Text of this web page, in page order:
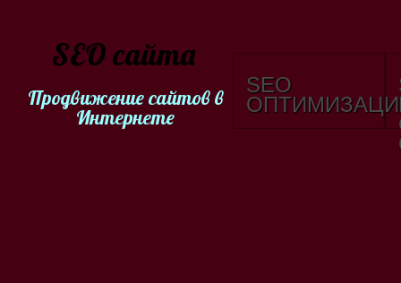
SEO сайта
Продвижение сайтов в
Интернете
SEO